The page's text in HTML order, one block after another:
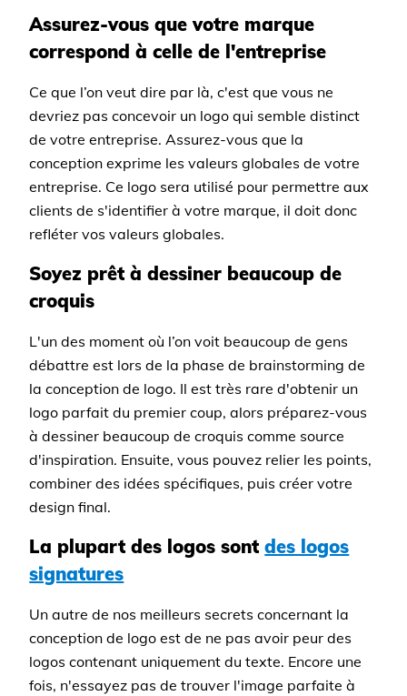
Assurez-vous que votre marque
correspond à celle de l'entreprise
Ce que l’on veut dire par là, c'est que vous ne
devriez pas concevoir un logo qui semble distinct
de votre entreprise. Assurez-vous que la
conception exprime les valeurs globales de votre
entreprise. Ce logo sera utilisé pour permettre aux
clients de s'identifier à votre marque, il doit donc
refléter vos valeurs globales.
Soyez prêt à dessiner beaucoup de
croquis
L'un des moment où l’on voit beaucoup de gens
débattre est lors de la phase de brainstorming de
la conception de logo. Il est très rare d'obtenir un
logo parfait du premier coup, alors préparez-vous
à dessiner beaucoup de croquis comme source
d'inspiration. Ensuite, vous pouvez relier les points,
combiner des idées spécifiques, puis créer votre
design final.
La plupart des logos sontdes logos
signatures
Un autre de nos meilleurs secrets concernant la
conception de logo est de ne pas avoir peur des
logos contenant uniquement du texte. Encore une
fois, n'essayez pas de trouver l'image parfaite à